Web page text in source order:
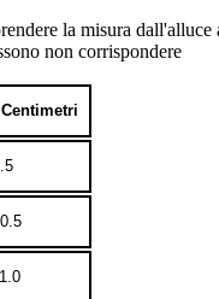
la misura dall'alluce
non corrispondere
Centimetri